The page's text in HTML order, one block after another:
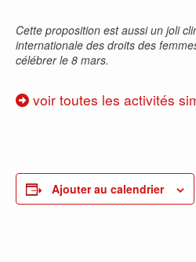
Cette proposition est aussi un joli
internationale des droits des
célébrer le 8 mars.
voir toutes les activités
Ajouter au calendrier